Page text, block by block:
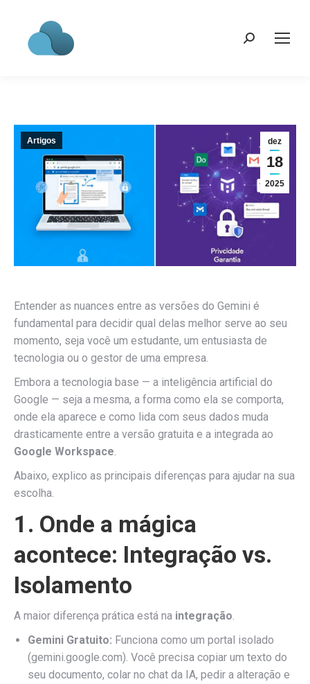
Search:
dez
18
2025
Artigos
Entender as nuances entre as versões do Gemini é
fundamental para decidir qual delas melhor serve ao seu
momento, seja você um estudante, um entusiasta de
tecnologia ou o gestor de uma empresa.
Embora a tecnologia base — a inteligência artificial do
Google — seja a mesma, a forma como ela se comporta,
onde ela aparece e como lida com seus dados muda
drasticamente entre a versão gratuita e a integrada ao
Google Workspace.
Abaixo, explico as principais diferenças para ajudar na sua
escolha.
1. Onde a mágica
acontece: Integração vs.
Isolamento
A maior diferença prática está na integração.
Gemini Gratuito: Funciona como um portal isolado
(gemini.google.com). Você precisa copiar um texto do
seu documento, colar no chat da IA, pedir a alteração e